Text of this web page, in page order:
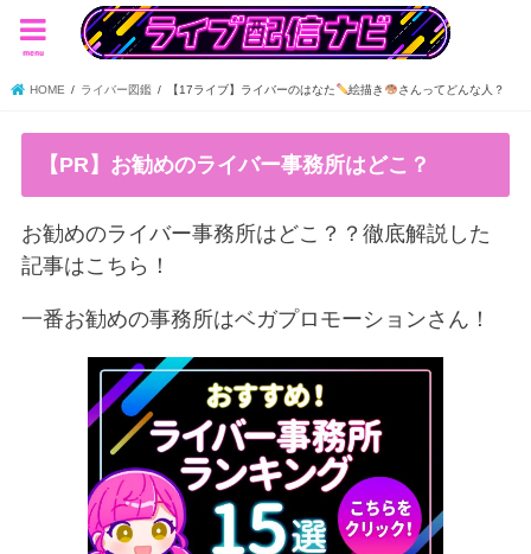
menu
HOME ライバー図鑑 【17ライブ】ライバーのはなた 絵描き さんってどんな人？
【PR】お勧めのライバー事務所はどこ？
お勧めのライバー事務所はどこ？？徹底解説した
記事はこちら！
一番お勧めの事務所はベガプロモーションさん！